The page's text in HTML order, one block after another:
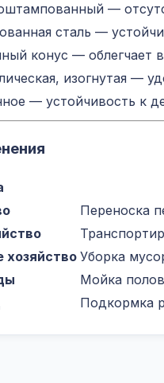
—
сталь —
конус — облегчает
изогнутая —
— устойчивость к
Переноска
хозяйствоУборка
Мойка
Подкормка